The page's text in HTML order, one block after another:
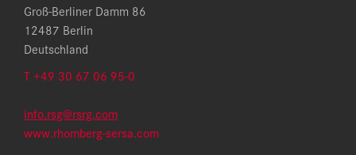
Groß-Berliner Damm 86
12487 Berlin
Deutschland
T+49 30 67 06 95-0
info.rsg@rsrg.com
www.rhomberg-sersa.com